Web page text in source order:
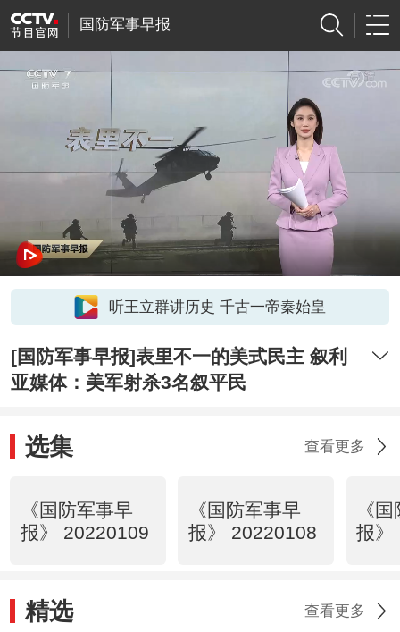
国防军事早报
听王立群讲历史 千古一帝秦始皇
[国防军事早报]表里不一的美式民主 叙利
亚媒体：美军射杀3名叙平民
选集 查看更多
《国防军事早
报》 20220109
《国防军事早
报》 20220108
《
报》
精选 查看更多